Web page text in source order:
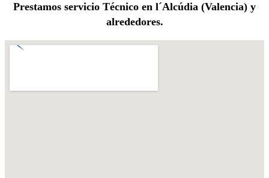
Prestamos servicio Técnico en l´Alcúdia (Valencia) y
alrededores.